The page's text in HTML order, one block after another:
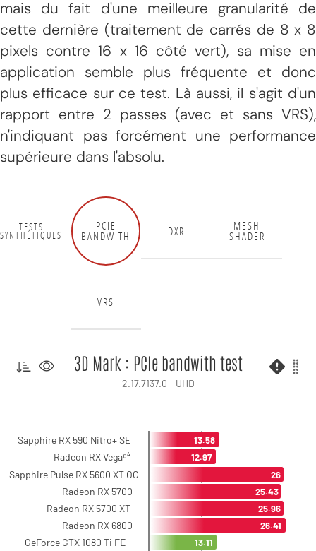
mais du fait d'une meilleure granularité de
cette dernière (traitement de carrés de 8 x 8
pixels contre 16 x 16 côté vert), sa mise en
application semble plus fréquente et donc
plus efficace sur ce test. Là aussi, il s'agit d'un
rapport entre 2 passes (avec et sans VRS),
n'indiquant pas forcément une performance
supérieure dans l'absolu.